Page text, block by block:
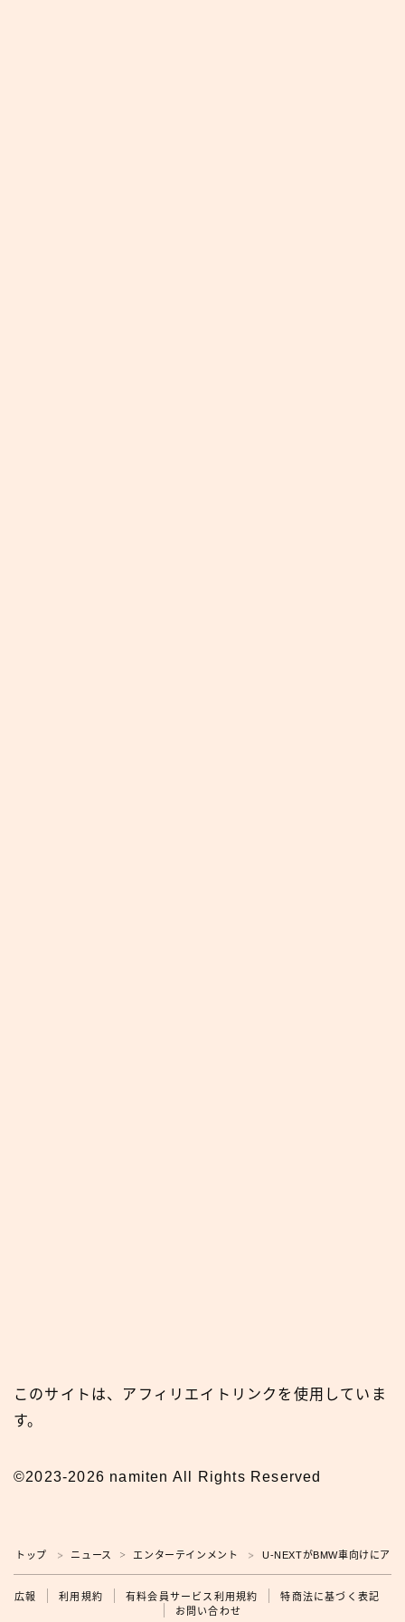
広報
このサイトは、アフィリエイトリンクを使用していま
す。
©2023-2026 namiten All Rights Reserved
トップ ＞ ニュース ＞ エンターテインメント ＞ U-NEXTがBMW車向けにア
広報 利用規約 有料会員サービス利用規約
特商法に基づく表記
お問い合わせ